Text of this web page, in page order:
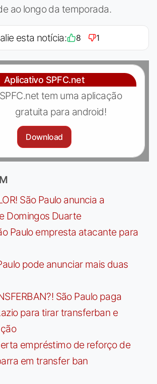
ao longo da temporada.
esta notícia: 8 1
Aplicativo SPFC.net
SPFC.net tem uma aplicação
gratuita para android!
Download
São Paulo anuncia a
Domingos Duarte
Paulo empresta atacante para
pode anunciar mais duas
São Paulo paga
para tirar transferban e
empréstimo de reforço de
em transfer ban